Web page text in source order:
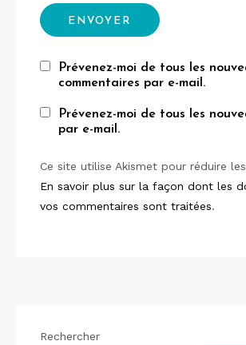
Prévenez-moi de tous les
commentaires par e-mail.
Prévenez-moi de tous les
par e-mail.
Ce site utilise Akismet pour réduire
En savoir plus sur la façon dont les
vos commentaires sont traitées.
Rechercher